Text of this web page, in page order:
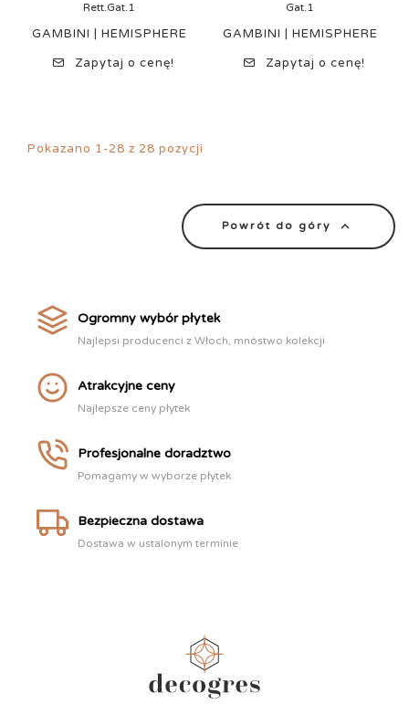
Rett.Gat.1
GAMBINI | HEMISPHERE
Zapytaj o cenę!
Gat.1
GAMBINI | HEMISPHERE
Zapytaj o cenę!
Pokazano 1-28 z 28 pozycji
Powrót do góry 
Ogromny wybór płytek
Najlepsi producenci z Włoch, mnóstwo kolekcji
Atrakcyjne ceny
Najlepsze ceny płytek
Profesjonalne doradztwo
Pomagamy w wyborze płytek
Bezpieczna dostawa
Dostawa w ustalonym terminie